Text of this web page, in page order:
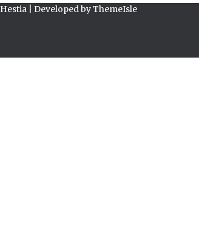
Hestia | Developed byThemeIsle